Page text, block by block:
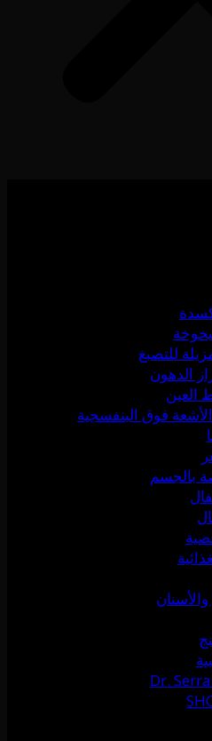
للتصبغ
الدهون
العين
فوق البنفسجية
بالجسم
والأسنان